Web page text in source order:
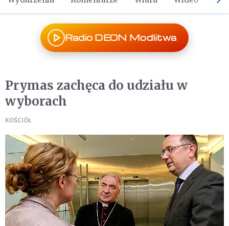
Radio DEON Modlitwa
Prymas zachęca do udziału w
wyborach
KOŚCIÓŁ